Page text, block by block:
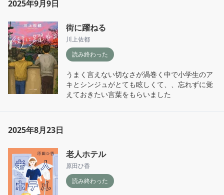
2025年9月9日
街に躍ねる
川上佐都
読み終わった
うまく言えない切なさが渦巻く中で小学生のア
キとシンジュがとても眩しくて、、忘れずに覚
えておきたい言葉をもらいました
2025年8月23日
老人ホテル
原田ひ香
読み終わった